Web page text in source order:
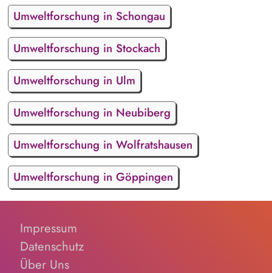
Umweltforschung in Schongau
Umweltforschung in Stockach
Umweltforschung in Ulm
Umweltforschung in Neubiberg
Umweltforschung in Wolfratshausen
Umweltforschung in Göppingen
Impressum
Datenschutz
Über Uns